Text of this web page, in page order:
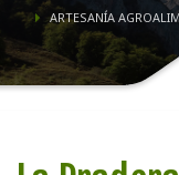
ARTESANÍA